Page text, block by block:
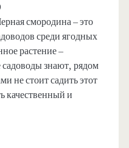
смородина – это
среди ягодных
растение –
знают, рядом
не стоит садить этот
качественный и